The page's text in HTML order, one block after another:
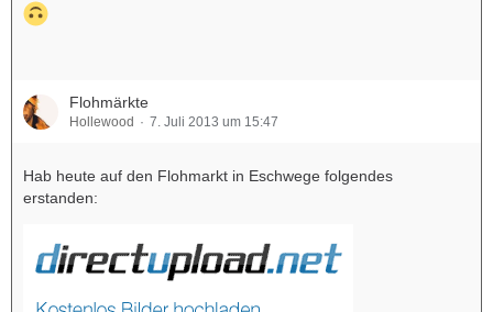
Flohmärkte
Hollewood 7. Juli 2013 um 15:47
Hab heute auf den Flohmarkt in Eschwege folgendes
erstanden: